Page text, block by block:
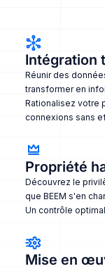
Intégration
Réunir des
transformer en
Rationalisez votre
connexions sans
Propriété
Découvrez le
que BEEM s'en
Un contrôle
Mise en